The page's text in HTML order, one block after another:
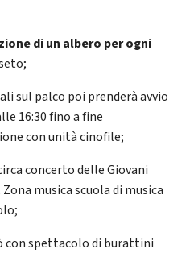
di un albero per ogni
sul palco poi prenderà avvio
16:30 fino a fine
con unità cinofile;
concerto delle Giovani
musica scuola di musica
con spettacolo di burattini